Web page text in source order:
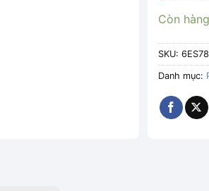
Còn
SKU:
Danh mục: